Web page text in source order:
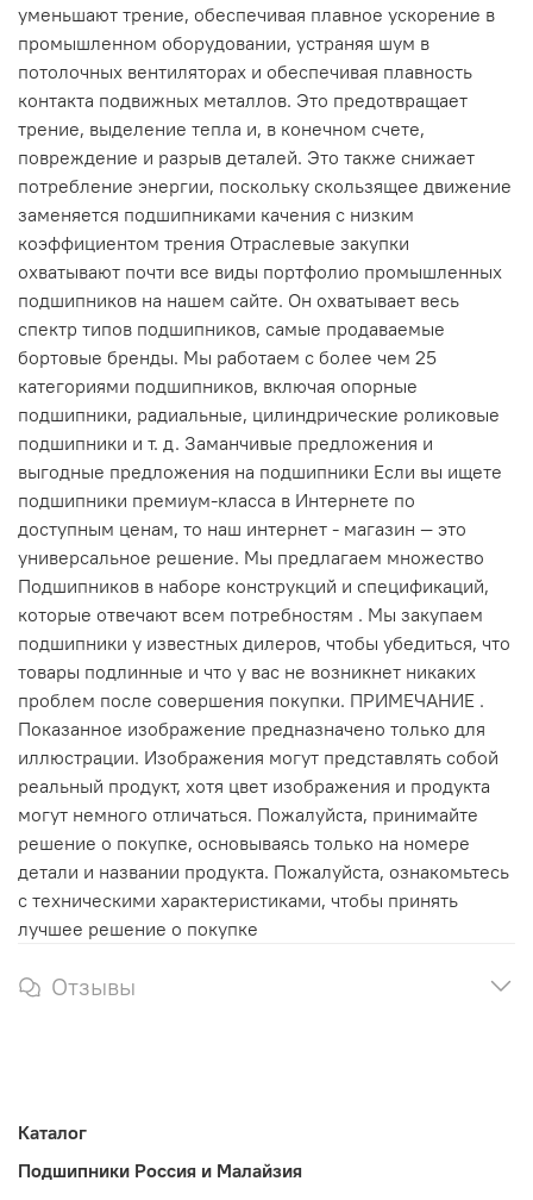
уменьшают трение, обеспечивая плавное ускорение в
промышленном оборудовании, устраняя шум в
потолочных вентиляторах и обеспечивая плавность
контакта подвижных металлов. Это предотвращает
трение, выделение тепла и, в конечном счете,
повреждение и разрыв деталей. Это также снижает
потребление энергии, поскольку скользящее движение
заменяется подшипниками качения с низким
коэффициентом трения Отраслевые закупки
охватывают почти все виды портфолио промышленных
подшипников на нашем сайте. Он охватывает весь
спектр типов подшипников, самые продаваемые
бортовые бренды. Мы работаем с более чем 25
категориями подшипников, включая опорные
подшипники, радиальные, цилиндрические роликовые
подшипники и т. д. Заманчивые предложения и
выгодные предложения на подшипники Если вы ищете
подшипники премиум-класса в Интернете по
доступным ценам, то наш интернет - магазин — это
универсальное решение. Мы предлагаем множество
Подшипников в наборе конструкций и спецификаций,
которые отвечают всем потребностям . Мы закупаем
подшипники у известных дилеров, чтобы убедиться, что
товары подлинные и что у вас не возникнет никаких
проблем после совершения покупки. ПРИМЕЧАНИЕ .
Показанное изображение предназначено только для
иллюстрации. Изображения могут представлять собой
реальный продукт, хотя цвет изображения и продукта
могут немного отличаться. Пожалуйста, принимайте
решение о покупке, основываясь только на номере
детали и названии продукта. Пожалуйста, ознакомьтесь
с техническими характеристиками, чтобы принять
лучшее решение о покупке
Отзывы
Каталог
Подшипники Россия и Малайзия